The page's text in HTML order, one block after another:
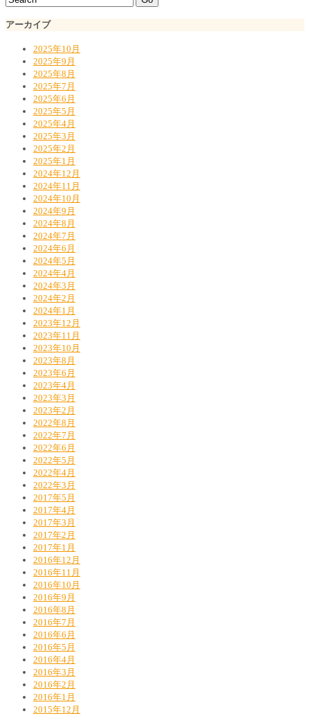
アーカイブ
2025年10月
2025年9月
2025年8月
2025年7月
2025年6月
2025年5月
2025年4月
2025年3月
2025年2月
2025年1月
2024年12月
2024年11月
2024年10月
2024年9月
2024年8月
2024年7月
2024年6月
2024年5月
2024年4月
2024年3月
2024年2月
2024年1月
2023年12月
2023年11月
2023年10月
2023年8月
2023年6月
2023年4月
2023年3月
2023年2月
2022年8月
2022年7月
2022年6月
2022年5月
2022年4月
2022年3月
2017年5月
2017年4月
2017年3月
2017年2月
2017年1月
2016年12月
2016年11月
2016年10月
2016年9月
2016年8月
2016年7月
2016年6月
2016年5月
2016年4月
2016年3月
2016年2月
2016年1月
2015年12月